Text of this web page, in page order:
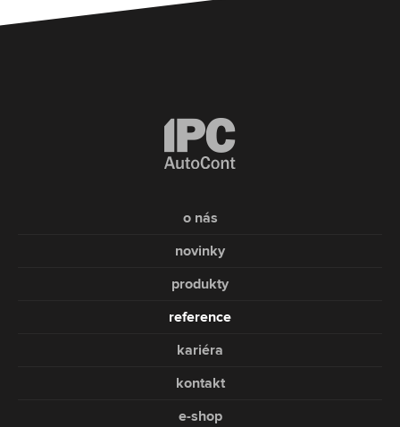
o nás
novinky
produkty
reference
kariéra
kontakt
e-shop